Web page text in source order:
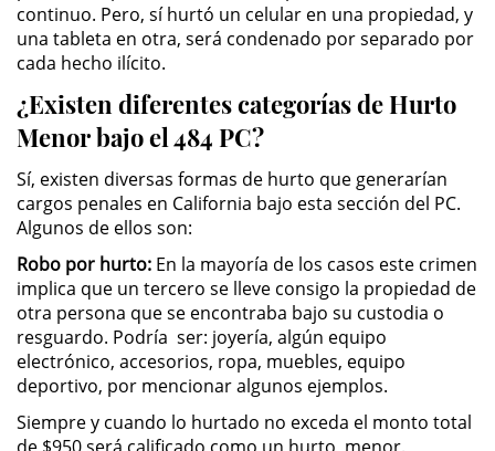
Armas Prohibidas en California
Armas de Fuego
Descarga Negligente de un
Arma de Fuego
Portar un Arma de Fuego
Cargada
Delitos de Conducción
Chocar y Huir
Conducir con la Licencia
Suspendida
continuo. Pero, sí hurtó un celular en una propiedad, y
una tableta en otra, será condenado por separado por
cada hecho ilícito.
¿Existen diferentes categorías de Hurto
Menor bajo el 484 PC?
Sí, existen diversas formas de hurto que generarían
cargos penales en California bajo esta sección del PC.
Algunos de ellos son:
Robo por hurto: En la mayoría de los casos este crimen
implica que un tercero se lleve consigo la propiedad de
otra persona que se encontraba bajo su custodia o
resguardo. Podría ser: joyería, algún equipo
electrónico, accesorios, ropa, muebles, equipo
deportivo, por mencionar algunos ejemplos.
Siempre y cuando lo hurtado no exceda el monto total